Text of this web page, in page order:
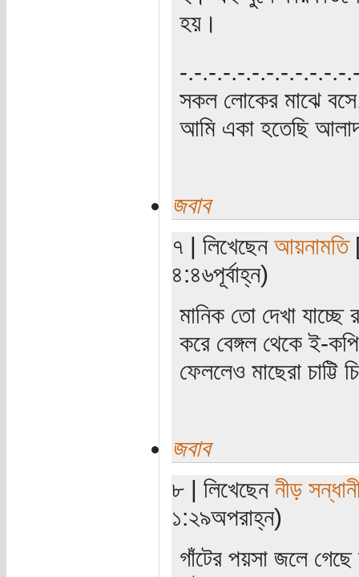
হয়।
‍‌-.-.-.-.-.-.-.-.-.-.-.-
সকল লোকের মাঝে
আমি একা হতেছি
জবাব
৭ | লিখেছেন আয়নামতি
৪:৪৬পূর্বাহ্ন)
মানিক তো দেখা
করে বেঙ্গল থেকে ই-
ফেললেও মাছেরা
জবাব
৮ | লিখেছেন নীড়
১:২৯অপরাহ্ন)
গাঁটের পয়সা জলে